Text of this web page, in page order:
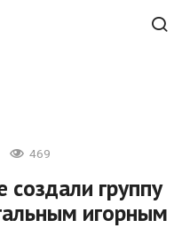
469
группу
игорным